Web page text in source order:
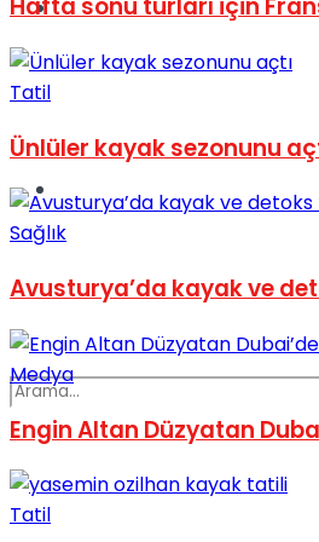
Spor
Podcast
Hafta sonu turları için
Tatil
Ünlüler kayak sezonunu
Sağlık
Avusturya’da kayak ve
Medya
Engin Altan Düzyatan
Tatil